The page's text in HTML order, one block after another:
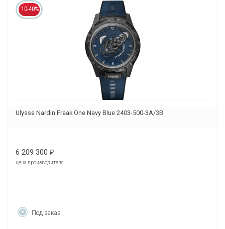
10-40%
Ulysse Nardin Freak One Navy Blue 2403-500-3A/3B
6 209 300 ₽
цена производителя
Под заказ